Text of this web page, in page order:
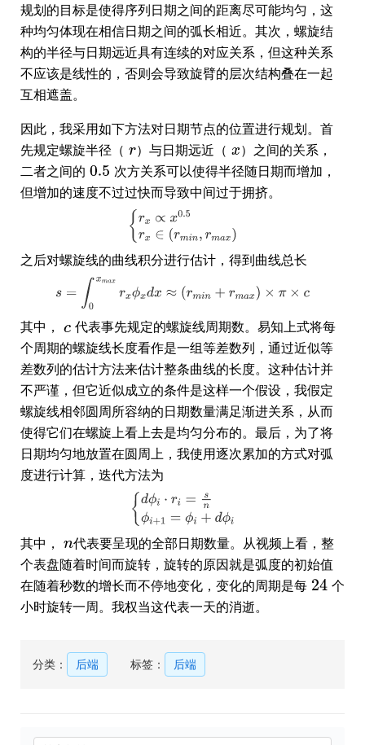
规划的目标是使得序列日期之间的距离尽可能均匀，这
种均匀体现在相信日期之间的弧长相近。其次，螺旋结
构的半径与日期远近具有连续的对应关系，但这种关系
不应该是线性的，否则会导致旋臂的层次结构叠在一起
互相遮盖。
因此，我采用如下方法对日期节点的位置进行规划。首
先规定螺旋半径（
）与日期远近（
）之间的关系，
二者之间的
次方关系可以使得半径随日期而增加，
但增加的速度不过过快而导致中间过于拥挤。
之后对螺旋线的曲线积分进行估计，得到曲线总长
其中，
代表事先规定的螺旋线周期数。易知上式将每
个周期的螺旋线长度看作是一组等差数列，通过近似等
差数列的估计方法来估计整条曲线的长度。这种估计并
不严谨，但它近似成立的条件是这样一个假设，我假定
螺旋线相邻圆周所容纳的日期数量满足渐进关系，从而
使得它们在螺旋上看上去是均匀分布的。最后，为了将
日期均匀地放置在圆周上，我使用逐次累加的方式对弧
度进行计算，迭代方法为
其中，
代表要呈现的全部日期数量。从视频上看，整
个表盘随着时间而旋转，旋转的原因就是弧度的初始值
在随着秒数的增长而不停地变化，变化的周期是每
个
小时旋转一周。我权当这代表一天的消逝。
分类： 后端 标签： 后端